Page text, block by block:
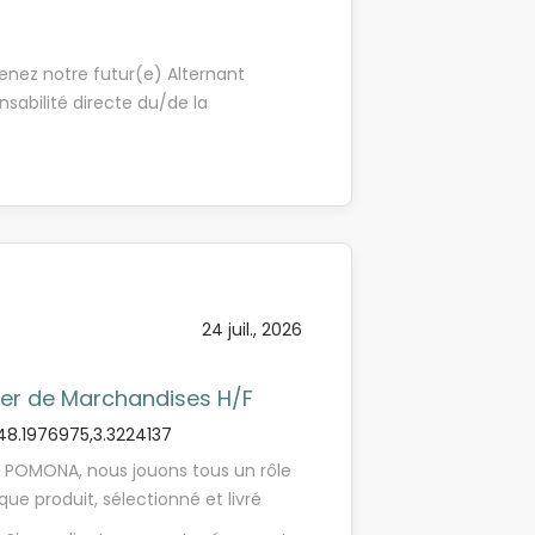
notre futur(e) Alternant
directe du/de la
de la qualité de la production et
industrielle, de la santé
êtes en relation permanente
QHSE , vos missions sont : -
et référentiels (ISO 9001, ISO
en vigueur - Participer
Intégré (SMI) -
24 juil., 2026
de Marchandises H/F
nous jouons tous un rôle
produit, sélectionné et livré
un boulanger, un boucher,